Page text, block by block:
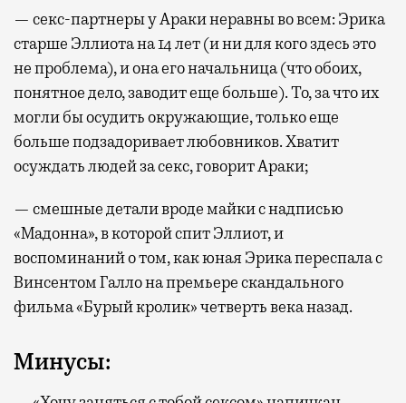
— секс-партнеры у Араки неравны во всем: Эрика
старше Эллиота на 14 лет (и ни для кого здесь это
не проблема), и она его начальница (что обоих,
понятное дело, заводит еще больше). То, за что их
могли бы осудить окружающие, только еще
больше подзадоривает любовников. Хватит
осуждать людей за секс, говорит Араки;
— смешные детали вроде майки с надписью
«Мадонна», в которой спит Эллиот, и
воспоминаний о том, как юная Эрика переспала с
Винсентом Галло на премьере скандального
фильма «Бурый кролик» четверть века назад.
Минусы: